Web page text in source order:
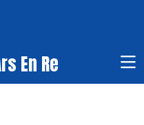
En Re